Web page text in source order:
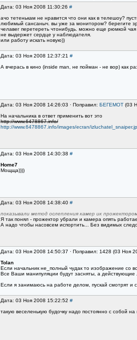
Дата: 03 Ноя 2008 11:30:26 #
ачо тетенькам не нравится что они как в телешоу?
любимый сансаныч. вы уже за монитором? берегите
челавег перетереть чтонибудь. можно еще рюмкой
не выдержет сердце у наблюдателя.
или работу искать новую))
Дата: 03 Ноя 2008 12:37:21 #
А вчерась в кино (inside man, не пойман - не вор) как
Дата: 03 Ноя 2008 14:26:03 · Поправил: БЕГЕМОТ (03
На начальника в ответ применить вот это
http://www.6478867.info/
http://www.6478867.info/images/ecran/
Дата: 03 Ноя 2008 14:30:38 #
Home7
Мощща))))
Дата: 03 Ноя 2008 14:38:40 #
показывали метод ослепления камер ик
Я так понял - прожектор убрали и камера опять
А надо чтобы насовсем испортить... Без видимых
Дата: 03 Ноя 2008 14:50:37 · Поправил: 1428 (03 Ноя
Tolan
Если начальник не_полный чудак то изображение со
Все Ваши манипуляции будут засняты, а
Если я занимаюсь на работе делом, пускай смотрят и
Дата: 03 Ноя 2008 15:22:52 #
такую веселенькую будочку надо постоянно с собой на